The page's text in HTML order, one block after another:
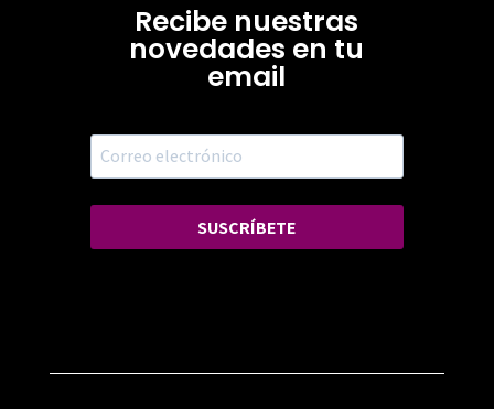
Recibe nuestras
novedades en tu
email
SUSCRÍBETE